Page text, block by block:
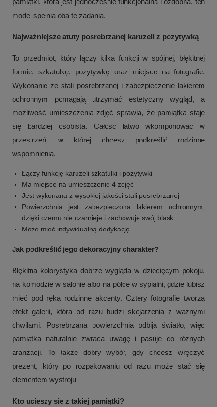
model spełnia oba te zadania.
Najważniejsze atuty posrebrzanej karuzeli z pozytywką
To przedmiot, który łączy kilka funkcji w spójnej, błękitnej
formie: szkatułkę, pozytywkę oraz miejsce na fotografie.
Wykonanie ze stali posrebrzanej i zabezpieczenie lakierem
ochronnym pomagają utrzymać estetyczny wygląd, a
możliwość umieszczenia zdjęć sprawia, że pamiątka staje
się bardziej osobista. Całość łatwo wkomponować w
przestrzeń, w której chcesz podkreślić rodzinne
wspomnienia.
Łączy funkcję karuzeli szkatułki i pozytywki
Ma miejsce na umieszczenie 4 zdjęć
Jest wykonana z wysokiej jakości stali posrebrzanej
Powierzchnia jest zabezpieczona lakierem ochronnym,
dzięki czemu nie czarnieje i zachowuje swój blask
Może mieć indywidualną dedykację
Jak podkreślić jego dekoracyjny charakter?
Błękitna kolorystyka dobrze wygląda w dziecięcym pokoju,
na komodzie w salonie albo na półce w sypialni, gdzie lubisz
mieć pod ręką rodzinne akcenty. Cztery fotografie tworzą
efekt galerii, która od razu budzi skojarzenia z ważnymi
chwilami. Posrebrzana powierzchnia odbija światło, więc
pamiątka naturalnie zwraca uwagę i pasuje do różnych
aranżacji. To także dobry wybór, gdy chcesz wręczyć
prezent, który po rozpakowaniu od razu może stać się
elementem wystroju.
Kto ucieszy się z takiej pamiątki?